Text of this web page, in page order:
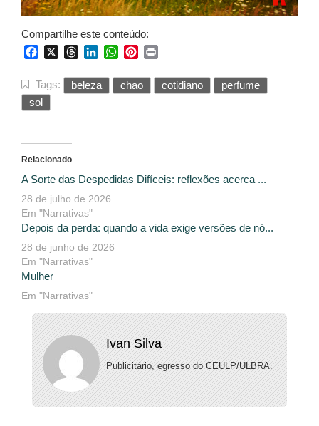
Compartilhe este conteúdo:
FacebookThreadsLinkedInWhatsApp
Pinterest
Tags: beleza chao cotidiano
perfume
sol
Relacionado
A Sorte das Despedidas Difíceis: reflexões acerca ...
28 de julho de 2026
Em "Narrativas"
Depois da perda: quando a vida exige versões de nó...
28 de junho de 2026
Em "Narrativas"
Mulher
Em "Narrativas"
Ivan Silva
Publicitário, egresso do CEULP/ULBRA.